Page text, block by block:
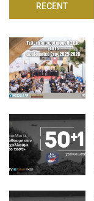
RECENT